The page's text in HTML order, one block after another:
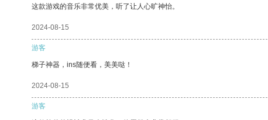
这款游戏的音乐非常优美，听了让人心旷神怡。
2024-08-15
游客
梯子神器，ins随便看，美美哒！
2024-08-15
游客